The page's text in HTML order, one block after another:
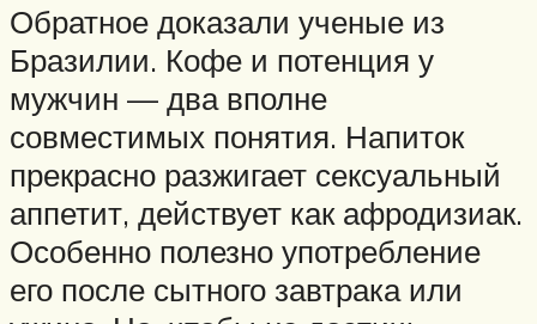
Обратное доказали ученые из
Бразилии. Кофе и потенция у
мужчин — два вполне
совместимых понятия. Напиток
прекрасно разжигает сексуальный
аппетит, действует как афродизиак.
Особенно полезно употребление
его после сытного завтрака или